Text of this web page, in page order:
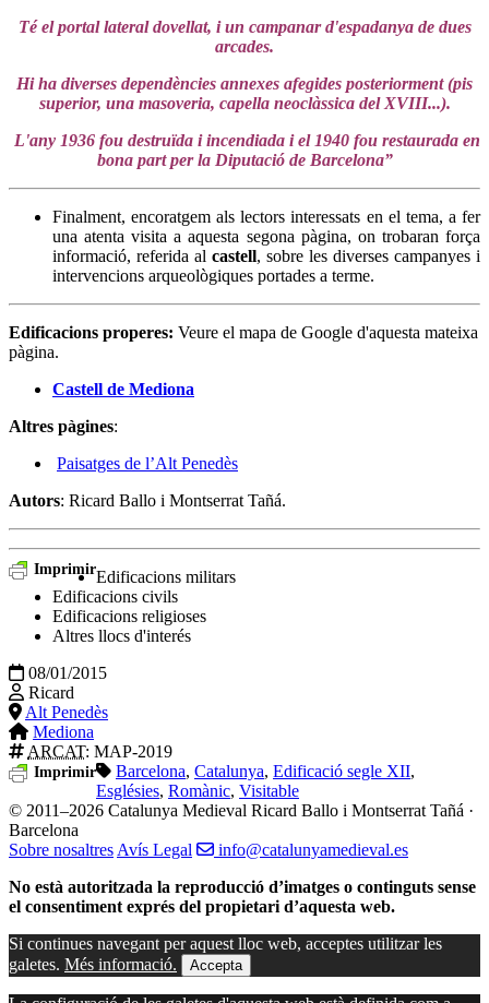
Té el portal lateral dovellat, i un campanar d'espadanya de dues
arcades.
Hi ha diverses dependències annexes afegides posteriorment (pis
superior, una masoveria, capella neoclàssica del XVIII...).
L'any 1936 fou destruïda i incendiada i el 1940 fou restaurada en
bona part per la Diputació de Barcelona”
Finalment, encoratgem als lectors interessats en el tema, a fer
una atenta visita a aquesta segona pàgina, on trobaran força
informació, referida al castell, sobre les diverses campanyes i
intervencions arqueològiques portades a terme.
Edificacions properes: Veure el mapa de Google d'aquesta mateixa
pàgina.
Castell de Mediona
Altres pàgines:
Paisatges de l’Alt Penedès
Autors: Ricard Ballo i Montserrat Tañá.
ImprimirEdificacions militars
Edificacions civils
Edificacions religioses
Altres llocs d'interés
08/01/2015
Ricard
Alt Penedès
Mediona
ARCAT: MAP-2019
Imprimir Barcelona, Catalunya, Edificació segle XII,
Esglésies, Romànic, Visitable
© 2011–2026 Catalunya Medieval Ricard Ballo i Montserrat Tañá ·
Barcelona
Sobre nosaltres Avís Legal
info@catalunyamedieval.es
No està autoritzada la reproducció d’imatges o continguts sense
el consentiment exprés del propietari d’aquesta web.
Si continues navegant per aquest lloc web, acceptes utilitzar les
galetes. Més informació. Accepta